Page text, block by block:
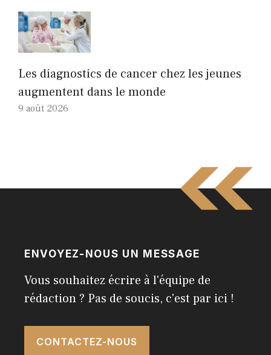
Les diagnostics de cancer chez les jeunes
augmentent dans le monde
9 août 2026
ENVOYEZ-NOUS UN MESSAGE
Vous souhaitez écrire à l'équipe de
rédaction ? Pas de soucis, c'est par ici !
CONTACTEZ-NOUS